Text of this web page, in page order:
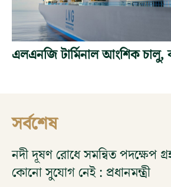
এলএনজি টার্মিনাল আংশিক চালু,
সর্বশেষ
নদী দূষণ রোধে সমন্বিত পদক্ষেপ
কোনো সুযোগ নেই : প্রধানমন্ত্রী